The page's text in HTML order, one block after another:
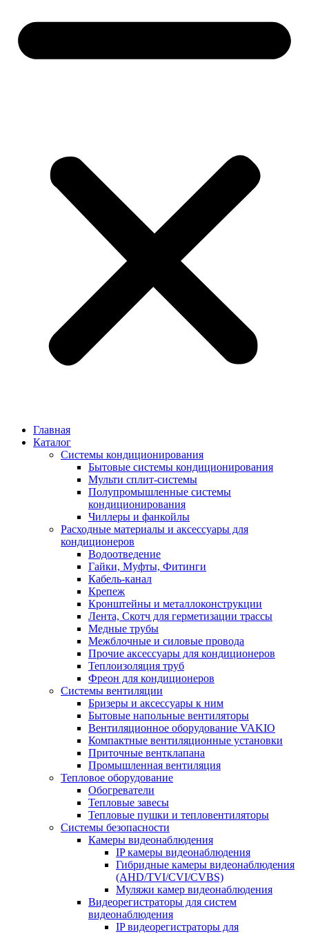
Главная
Каталог
Системы кондиционирования
Бытовые системы кондиционирования
Мульти сплит-системы
Полупромышленные системы
кондиционирования
Чиллеры и фанкойлы
Расходные материалы и аксессуары для
кондиционеров
Водоотведение
Гайки, Муфты, Фитинги
Кабель-канал
Крепеж
Кронштейны и металлоконструкции
Лента, Скотч для герметизации трассы
Медные трубы
Межблочные и силовые провода
Прочие аксессуары для кондиционеров
Теплоизоляция труб
Фреон для кондиционеров
Системы вентиляции
Бризеры и аксессуары к ним
Бытовые напольные вентиляторы
Вентиляционное оборудование VAKIO
Компактные вентиляционные установки
Приточные вентклапана
Промышленная вентиляция
Тепловое оборудование
Обогреватели
Тепловые завесы
Тепловые пушки и тепловентиляторы
Системы безопасности
Камеры видеонаблюдения
IP камеры видеонаблюдения
Гибридные камеры видеонаблюдения
(AHD/TVI/CVI/CVBS)
Муляжи камер видеонаблюдения
Видеорегистраторы для систем
видеонаблюдения
IP видеорегистраторы для